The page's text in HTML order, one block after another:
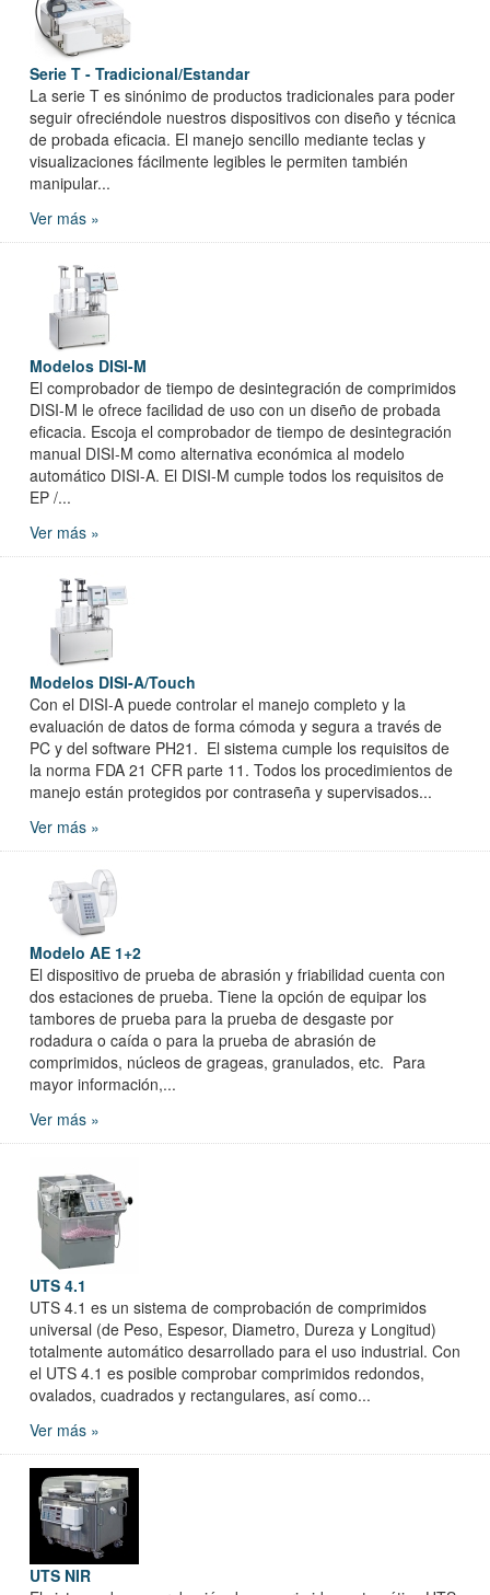
Serie T - Tradicional/Estandar
La serie T es sinónimo de productos tradicionales para poder
seguir ofreciéndole nuestros dispositivos con diseño y técnica
de probada eficacia. El manejo sencillo mediante teclas y
visualizaciones fácilmente legibles le permiten también
manipular...
Ver más »
Modelos DISI-M
El comprobador de tiempo de desintegración de comprimidos
DISI-M le ofrece facilidad de uso con un diseño de probada
eficacia. Escoja el comprobador de tiempo de desintegración
manual DISI-M como alternativa económica al modelo
automático DISI-A. El DISI-M cumple todos los requisitos de
EP /...
Ver más »
Modelos DISI-A/Touch
Con el DISI-A puede controlar el manejo completo y la
evaluación de datos de forma cómoda y segura a través de
PC y del software PH21. El sistema cumple los requisitos de
la norma FDA 21 CFR parte 11. Todos los procedimientos de
manejo están protegidos por contraseña y supervisados...
Ver más »
Modelo AE 1+2
El dispositivo de prueba de abrasión y friabilidad cuenta con
dos estaciones de prueba. Tiene la opción de equipar los
tambores de prueba para la prueba de desgaste por
rodadura o caída o para la prueba de abrasión de
comprimidos, núcleos de grageas, granulados, etc. Para
mayor información,...
Ver más »
UTS 4.1
UTS 4.1 es un sistema de comprobación de comprimidos
universal (de Peso, Espesor, Diametro, Dureza y Longitud)
totalmente automático desarrollado para el uso industrial. Con
el UTS 4.1 es posible comprobar comprimidos redondos,
ovalados, cuadrados y rectangulares, así como...
Ver más »
UTS NIR